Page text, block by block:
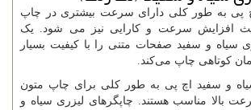
اچ پی به طور کلی دارای سرعت بیشتری در چاپ
افزایش سرعت و کارایی نیز می شود. یک
سیاه و سفید صفحات متنی را با کیفیت بسیار
کوتاهی چاپ می‌کند.
سیاه و سفید اچ پی به طور کلی برای چاپ متون
بالا مناسب هستند. چاپگرهای لیزری سیاه و